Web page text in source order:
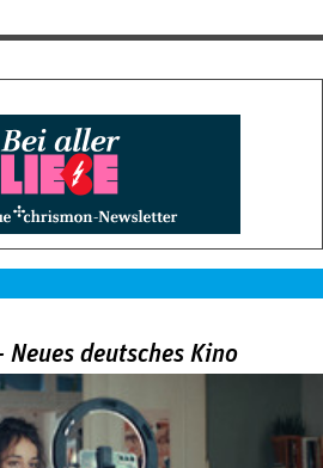
deutsches Kino